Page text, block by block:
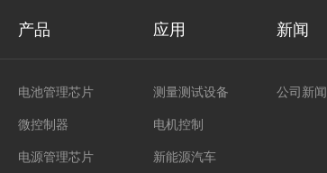
产品
电池管理芯片
微控制器
电源管理芯片
应用
测量测试设备
电机控制
新能源汽车
新闻
公司新闻